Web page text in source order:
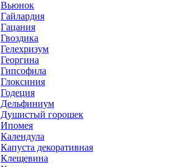
Вьюнок
Гайлардия
Гацания
Гвоздика
Гелехризум
Георгина
Гипсофила
Глоксиния
Годеция
Дельфиниум
Душистый горошек
Ипомея
Календула
Капуста декоративная
Клещевина